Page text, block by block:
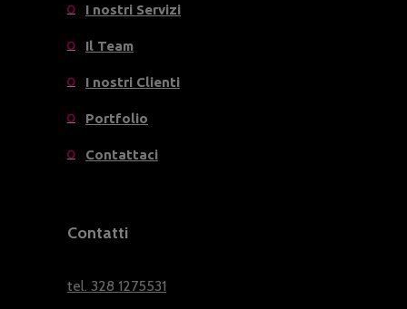
I nostri Servizi
Il Team
I nostri Clienti
Portfolio
Contattaci
Contatti
tel. 328 1275531